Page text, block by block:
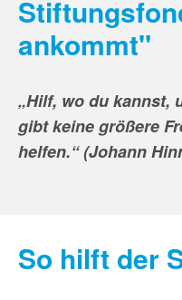
ankommt"
„Hilf, wo du kannst,
gibt keine größere
helfen.“ (Johann
So hilft der